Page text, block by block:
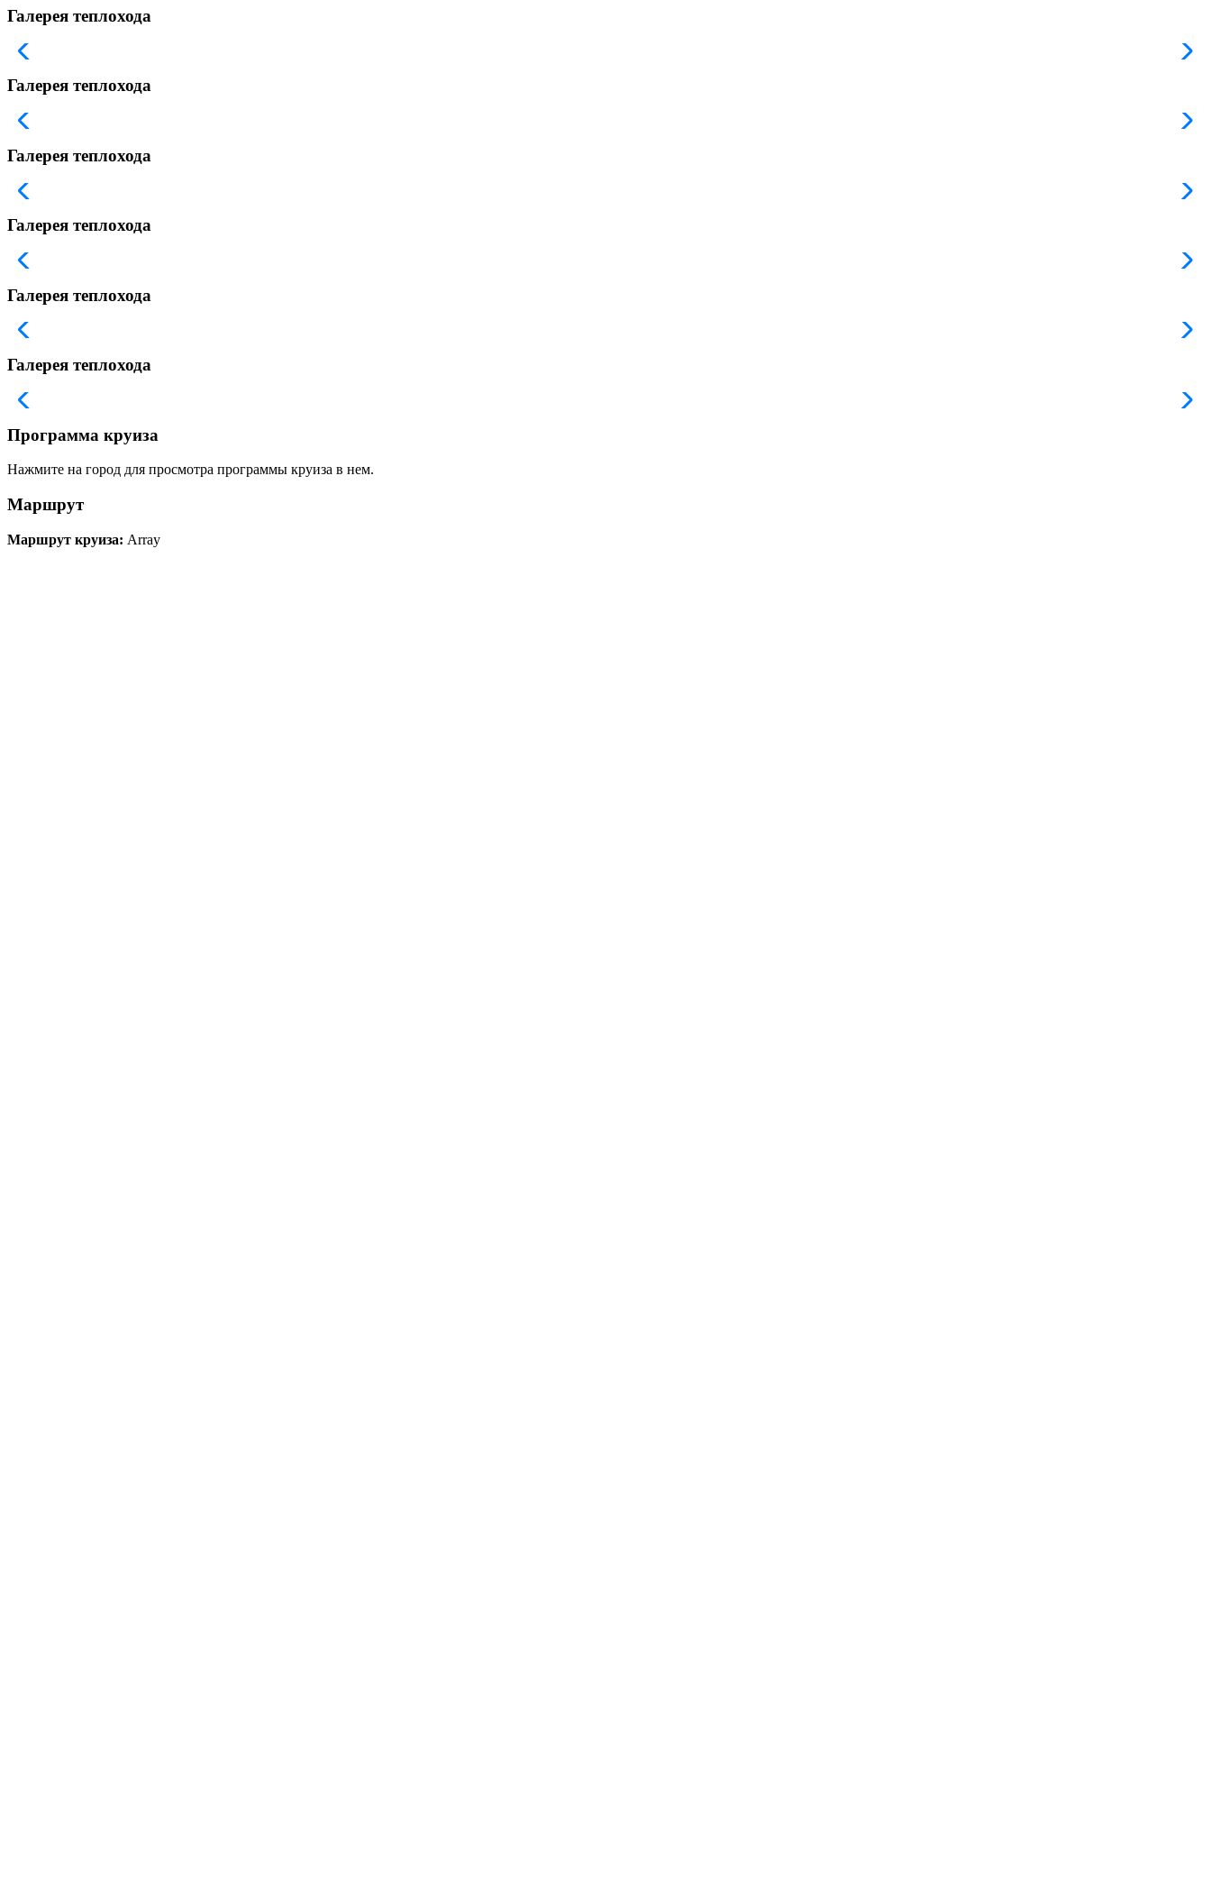
Галерея теплохода
Галерея теплохода
Галерея теплохода
Галерея теплохода
Галерея теплохода
Галерея теплохода
Программа круиза
Нажмите на город для просмотра программы круиза в нем.
Маршрут
Маршрут круиза: Array